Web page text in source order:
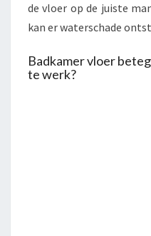
de vloer op de juiste
kan er waterschade
Badkamer vloer
te werk?